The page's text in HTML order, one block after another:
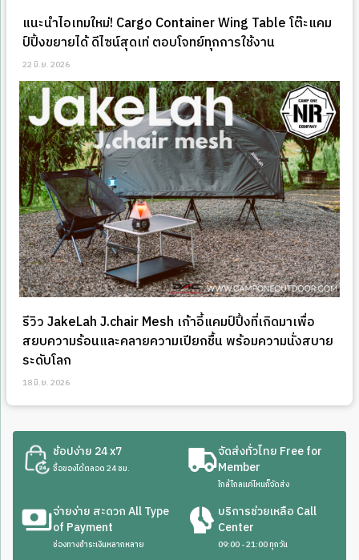
แนะนำไอเทมใหม่! Cargo Container Wing Table โต๊ะแคม
ป์ปิ้งขยายได้ ดีไซน์สุดเท่ ตอบโจทย์ทุกการใช้งาน
22 มิ.ย. 2026
รีวิว JakeLah J.chair Mesh เก้าอี้แคมป์ปิ้งที่เกิดมาเพื่อ
สยบความร้อนและคลายความเปียกชื้น พร้อมความนั่งสบาย
ระดับโลก
18 มิ.ย. 2026
ช้อปง่าย 24 x7
ซื้อของได้ตลอด 24 ชม.
จัดส่งทั่วไทย Free for
Member
ใกล้ไกลแค่ไหนก็จัดส่ง
จ่ายง่าย สะดวก All Type
of Payment
ช่องทางชำระเงินหลากหลาย
บริการช่วยเหลือ Call
Center
09:00 - 21:00 ทุกวัน